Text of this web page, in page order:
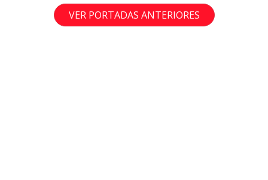
VER PORTADAS ANTERIORES